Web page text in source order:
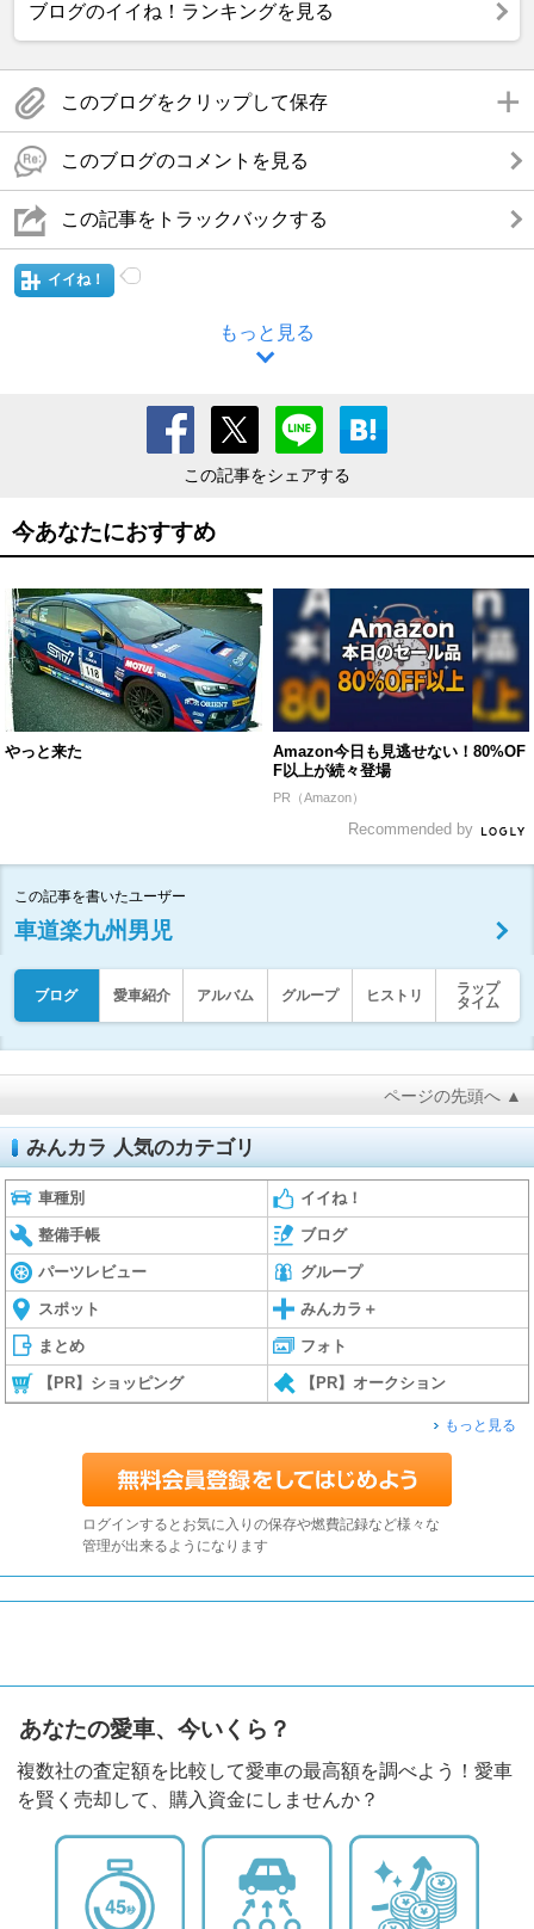
ブログのイイね！ランキングを見る
このブログをクリップして保存
このブログのコメントを見る
この記事をトラックバックする
イイね！
もっと見る
この記事をシェアする
今あなたにおすすめ
やっと来た
Amazon今日も見逃せない！80%OF
F以上が続々登場
PR（Amazon）
Recommended by
この記事を書いたユーザー
車道楽九州男児
ブログ 愛車紹介 アルバム グループ ヒストリ
ラップ
タイム
ページの先頭へ ▲
みんカラ 人気のカテゴリ
車種別 イイね！
整備手帳 ブログ
パーツレビュー グループ
スポット みんカラ＋
まとめ フォト
【PR】ショッピング 【PR】オークション
もっと見る
ログインするとお気に入りの保存や燃費記録など様々な
管理が出来るようになります
あなたの愛車、今いくら？
複数社の査定額を比較して愛車の最高額を調べよう！愛車
を賢く売却して、購入資金にしませんか？